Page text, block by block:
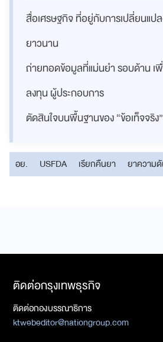
สื่อเศรษฐกิจ ที่อยู่กับการเปลี่ยนแปล
ยาวนาน
ถ่ายทอดข้อมูลที่แม่นยำ รอบด้าน เ
ลงทุน ผู้ประกอบการ
ตัดสินใจบนพื้นฐานของ “ข้อเท็จจริง
อย. USFDA เรียกคืนยา ยาความ
ติดต่อกรุงเทพธุรกิจ
ติดต่อกองบรรณาธิการ
ktwebeditor@nationgroup.com